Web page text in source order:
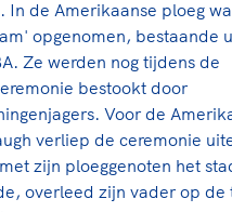
In de Amerikaanse ploeg
opgenomen, bestaande
Ze werden nog tijdens de
bestookt door
Voor de
verliep de ceremonie
zijn ploeggenoten het
overleed zijn vader op de